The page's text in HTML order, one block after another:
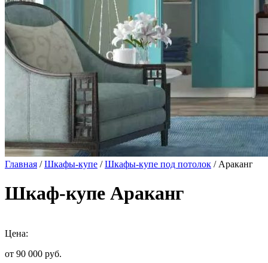
Главная /Шкафы-купе /Шкафы-купе под потолок / Араканг
Шкаф-купе Араканг
Цена:
от 90 000 руб.